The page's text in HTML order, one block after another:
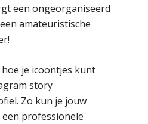
een ongeorganiseerd
amateuristische
je icoontjes kunt
story
Zo kun je jouw
professionele